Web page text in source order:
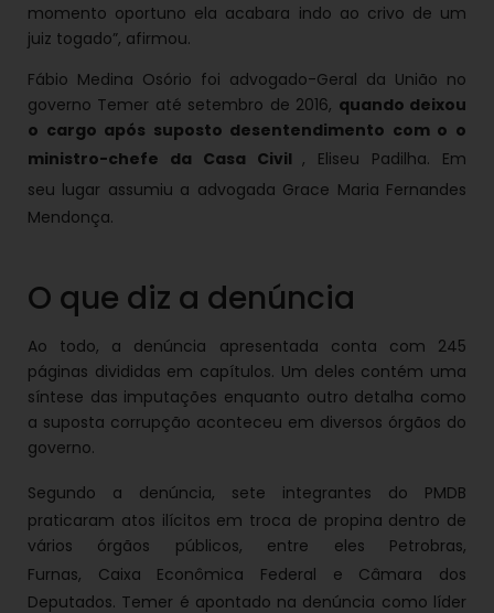
momento oportuno ela acabara indo ao crivo de um
juiz togado”, afirmou.
Fábio Medina Osório foi advogado-Geral da União no
governo Temer até setembro de 2016, quando deixou
o cargo após suposto desentendimento com o o
ministro-chefe da Casa Civil, Eliseu Padilha. Em
seu lugar assumiu a advogada Grace Maria Fernandes
Mendonça.
O que diz a denúncia
Ao todo, a denúncia apresentada conta com 245
páginas divididas em capítulos. Um deles contém uma
síntese das imputações enquanto outro detalha como
a suposta corrupção aconteceu em diversos órgãos do
governo.
Segundo a denúncia, sete integrantes do PMDB
praticaram atos ilícitos em troca de propina dentro de
vários órgãos públicos, entre eles Petrobras,
Furnas, Caixa Econômica Federal e Câmara dos
Deputados. Temer é apontado na denúncia como líder